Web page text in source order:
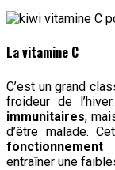
La vitamine C
C’est un grand
froideur de
immunitaires,
d’être malade.
fonctionnement
entraîner une